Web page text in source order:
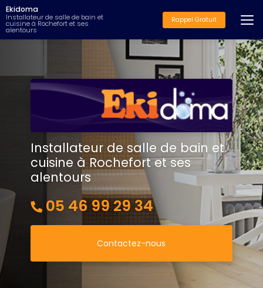
Aller
au
contenu
principal
Ekidoma
Installateur de salle de bain et
cuisine à Rochefort et ses
alentours
Rappel Gratuit
Installateur de salle de bain et
cuisine à Rochefort et ses
alentours
05 46 99 29 34
Contactez-nous